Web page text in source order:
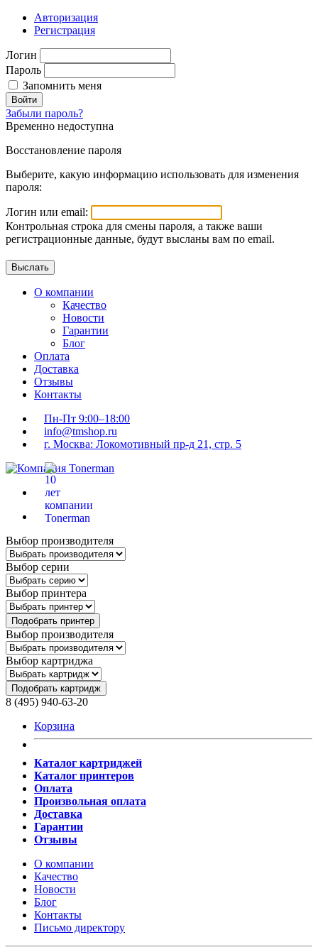
Авторизация
Регистрация
Логин
Пароль
Запомнить меня
Войти
Забыли пароль?
Временно недоступна
Восстановление пароля
Выберите, какую информацию использовать для изменения
пароля:
Логин или email:
Контрольная строка для смены пароля, а также ваши
регистрационные данные, будут высланы вам по email.
О компании
Качество
Новости
Гарантии
Блог
Оплата
Доставка
Отзывы
Контакты
Пн-Пт 9:00–18:00
info@tmshop.ru
г. Москва: Локомотивный пр-д 21, стр. 5
Выбор производителя
Выбор серии
Выбор принтера
Подобрать принтер
Выбор производителя
Выбор картриджа
Подобрать картридж
8 (495) 940-63-20
Корзина
Каталог картриджей
Каталог принтеров
Оплата
Произвольная оплата
Доставка
Гарантии
Отзывы
О компании
Качество
Новости
Блог
Контакты
Письмо директору